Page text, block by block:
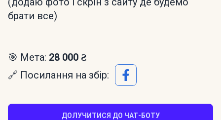
брати все)
🎯 Мета: 28 000 ₴
🔗 Посилання на збір:
ДОЛУЧИТИСЯ ДО ЧАТ-БОТУ